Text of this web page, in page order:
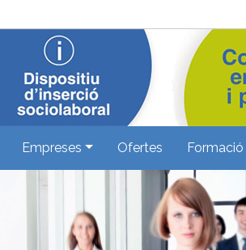
Empreses Ofertes Formació